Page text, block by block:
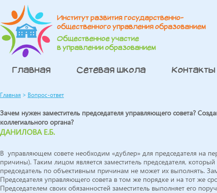
Главная Сетевая школа Контакты
Главная > Вопрос-ответ
Зачем нужен заместитель председателя управляющего совета?
коллегиального органа?
ДАНИЛОВА Е.Б.
В управляющем совете необходим «дублер» для председателя на
причины). Таким лицом является заместитель председателя,
председатель по объективным причинам не может их выполнять.
Председателя управляющего совета в том же порядке и на тот же
Председателем своих обязанностей заместитель выполняет его